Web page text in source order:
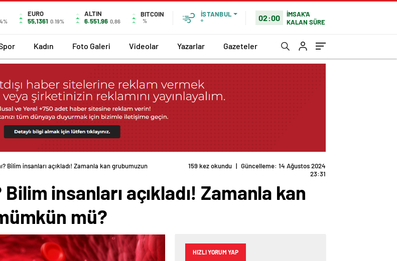
EURO
55,1361 0.19%
ALTIN
6.551,96 0,86
BITCOIN
%
İSTANBUL
°
02:00
İMSAK'A
KALAN SÜRE
Kadın Foto Galeri Videolar Yazarlar Gazeteler
Bilim insanları açıkladı! Zamanla kan grubumuzun
159 kez okundu | Güncelleme: 14 Ağustos 2024
23:31
insanları açıkladı! Zamanla kan
mü?
HIZLI YORUM YAP